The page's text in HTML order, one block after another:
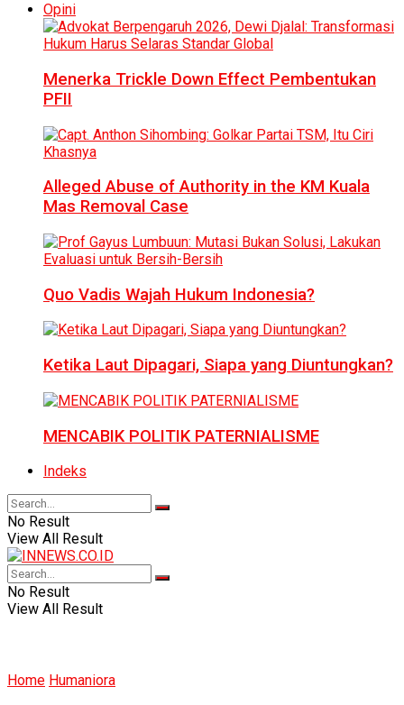
Opini
Menerka Trickle Down Effect Pembentukan
PFII
Alleged Abuse of Authority in the KM Kuala
Mas Removal Case
Quo Vadis Wajah Hukum Indonesia?
Ketika Laut Dipagari, Siapa yang Diuntungkan?
MENCABIK POLITIK PATERNIALISME
Indeks
No Result
View All Result
No Result
View All Result
Home Humaniora